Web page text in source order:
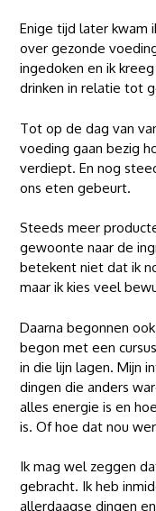
Enige tijd later kwam
over gezonde
ingedoken en ik
drinken in relatie tot
Tot op de dag van
voeding gaan bezig
verdiept. En nog
ons eten gebeurt.
Steeds meer
gewoonte naar de
betekent niet dat ik
maar ik kies veel
Daarna begonnen
begon met een
in die lijn lagen. Mijn
dingen die anders
alles energie is en
is. Of hoe dat nou
Ik mag wel zeggen
gebracht. Ik heb
allerdaagse dingen